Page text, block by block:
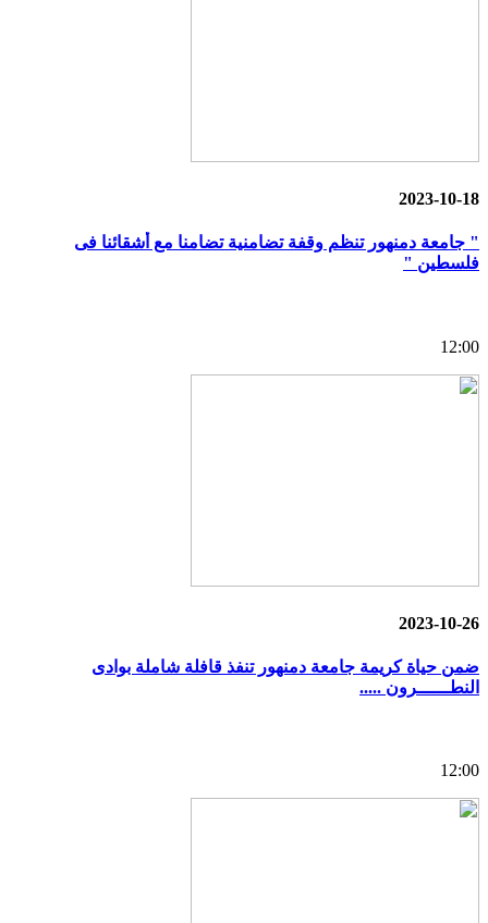
2023-10-18
" جامعة دمنهور تنظم وقفة تضامنية تضامنا مع أشقائنا فى
فلسطين "
12:00
2023-10-26
ضمن حياة كريمة جامعة دمنهور تنفذ قافلة شاملة بوادى
النطــــــرون .....
12:00